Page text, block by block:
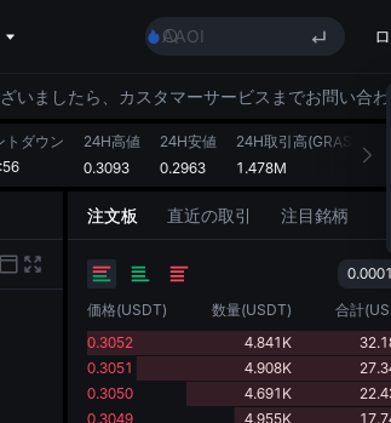
AAOI
UNITREE STAR 市場申込 8/10
ロックアップ期限切れ後も
GOLD(XAU)
AAOI
UNITREE STAR 市場申込 8/10
ましたら、カスタマーサービスまでお問い合わ
トダウン
24H高値
0.3093
24H安値
0.2963
24H取引高(GRASS)
1.478M
注文板 直近の取引 注目銘柄
0.0001
価格(USDT) 数量(USDT) 合計(
0.3052
4.841K
0.3051
4.908K
0.3050
4.691K
0.3049
4.955K